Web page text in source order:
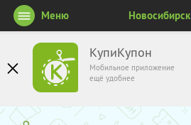
КупиКупон
Мобильное приложение
ещё удобнее
Меню Новосибирск